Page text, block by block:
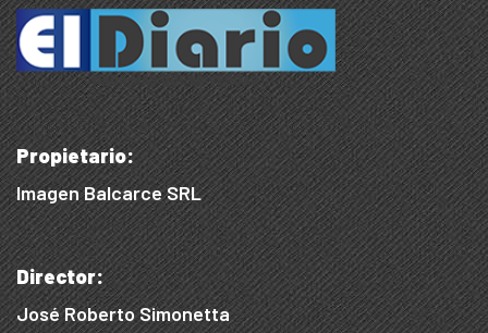
Propietario:
Imagen Balcarce SRL
Director:
José Roberto Simonetta